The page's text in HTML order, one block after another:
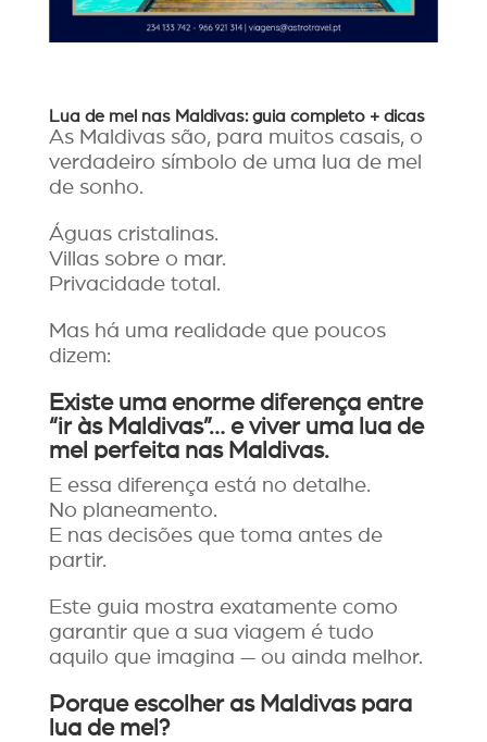
Lua de mel nas Maldivas: guia completo + dicas
As Maldivas são, para muitos casais, o
verdadeiro símbolo de uma lua de mel
de sonho.
Águas cristalinas.
Villas sobre o mar.
Privacidade total.
Mas há uma realidade que poucos
dizem:
Existe uma enorme diferença entre
“ir às Maldivas”… e viver uma lua de
mel perfeita nas Maldivas.
E essa diferença está no detalhe.
No planeamento.
E nas decisões que toma antes de
partir.
Este guia mostra exatamente como
garantir que a sua viagem é tudo
aquilo que imagina — ou ainda melhor.
Porque escolher as Maldivas para
lua de mel?